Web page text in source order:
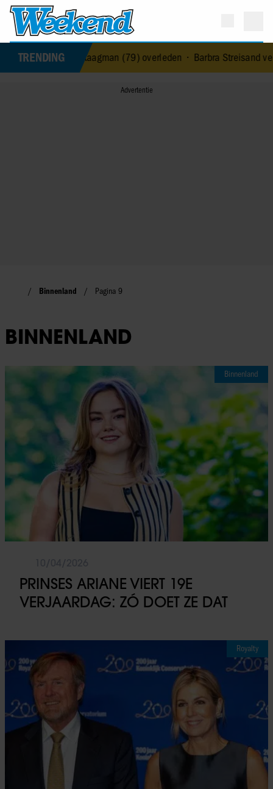
TRENDING
Jerney Kaagman (79) overleden•Barbra Streisand verrast
Binnenland Pagina 9
BINNENLAND
Binnenland
PRINSES ARIANE VIERT 19E
VERJAARDAG: ZÓ DOET ZE DAT
Royalty